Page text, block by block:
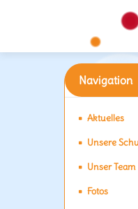
Navigation
Aktuelles
Unsere
Unser Team
Fotos